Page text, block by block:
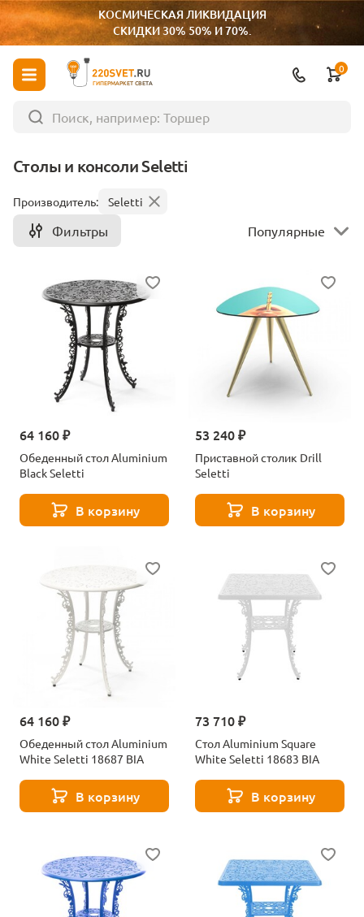
КОСМИЧЕСКАЯ ЛИКВИДАЦИЯ
СКИДКИ 30% 50% И 70%.
ГИПЕРМАРКЕТ СВЕТА
0
Столы и консоли Seletti
Производитель: Seletti
Фильтры Популярные
64 160 ₽
Обеденный стол Aluminium
Black Seletti
В корзину
53 240 ₽
Приставной столик Drill
Seletti
В корзину
64 160 ₽
Обеденный стол Aluminium
White Seletti 18687 BIA
В корзину
73 710 ₽
Стол Aluminium Square
White Seletti 18683 BIA
В корзину